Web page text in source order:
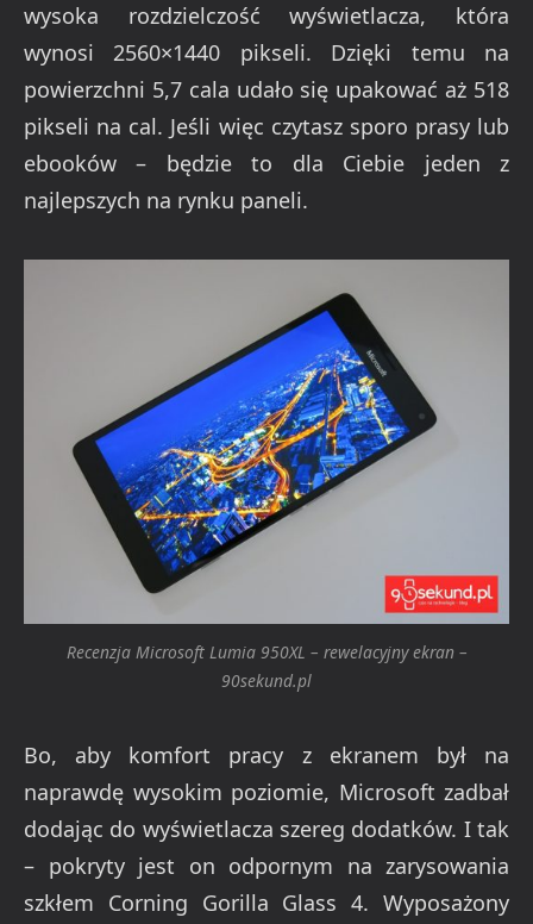
wysoka rozdzielczość wyświetlacza, która
wynosi 2560×1440 pikseli. Dzięki temu na
powierzchni 5,7 cala udało się upakować aż 518
pikseli na cal. Jeśli więc czytasz sporo prasy lub
ebooków – będzie to dla Ciebie jeden z
najlepszych na rynku paneli.
Recenzja Microsoft Lumia 950XL – rewelacyjny ekran –
90sekund.pl
Bo, aby komfort pracy z ekranem był na
naprawdę wysokim poziomie, Microsoft zadbał
dodając do wyświetlacza szereg dodatków. I tak
– pokryty jest on odpornym na zarysowania
szkłem Corning Gorilla Glass 4. Wyposażony